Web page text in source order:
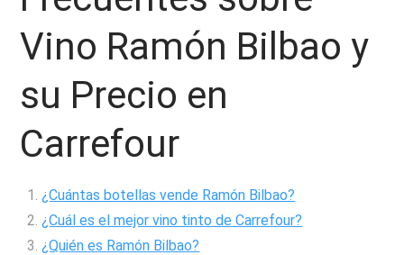
Vino Ramón Bilbao y
su Precio en
Carrefour
¿Cuántas botellas vende Ramón Bilbao?
¿Cuál es el mejor vino tinto de Carrefour?
¿Quién es Ramón Bilbao?